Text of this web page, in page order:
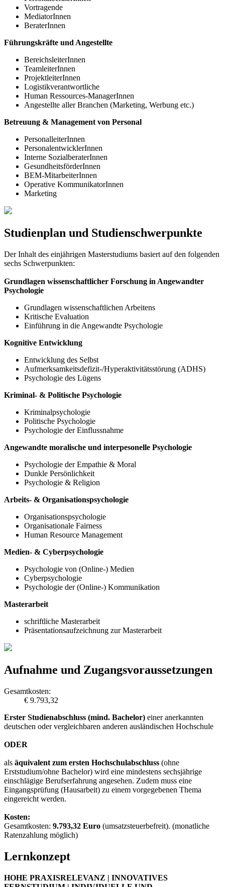
Vortragende
Mediator­Innen
Berater­Innen
Führungskräfte und Angestellte
Bereichsleiter­Innen
Teamleiter­Innen
Projektleiter­Innen
Logistikverantwortliche
Human Ressources-ManagerInnen
Angestellte aller Branchen (Marketing, Werbung etc.)
Betreuung & Management von Personal
PersonalleiterInnen
Personal­entwickler­Innen
Interne Sozialberater­Innen
Gesundheits­förderInnen
BEM-MitarbeiterInnen
Operative KommunikatorInnen
Marketing
Studienplan und Studienschwerpunkte
Der Inhalt des einjährigen Masterstudiums basiert auf den folgenden
sechs Schwerpunkten:
Grundlagen wissenschaftlicher Forschung in Angewandter
Psychologie
Grundlagen wissenschaftlichen Arbeitens
Kritische Evaluation
Einführung in die Angewandte Psychologie
Kognitive Entwicklung
Entwicklung des Selbst
Aufmerksamkeitsdefizit-/Hyperaktivitätsstörung (ADHS)
Psychologie des Lügens
Kriminal- & Politische Psychologie
Kriminalpsychologie
Politische Psychologie
Psychologie der Einflussnahme
Angewandte moralische und interpesonelle Psychologie
Psychologie der Empathie & Moral
Dunkle Persönlichkeit
Psychologie & Religion
Arbeits- & Organisationspsychologie
Organisationspsychologie
Organisationale Fairness
Human Resource Management
Medien- & Cyberpsychologie
Psychologie von (Online-) Medien
Cyberpsychologie
Psychologie der (Online-) Kommunikation
Masterarbeit
schriftliche Masterarbeit
Präsentationsaufzeichnung zur Masterarbeit
Aufnahme und Zugangsvoraussetzungen
Gesamtkosten:
€ 9.793,32
Erster Studienabschluss (mind. Bachelor) einer anerkannten
deutschen oder vergleichbaren anderen ausländischen Hochschule
ODER
als äquivalent zum ersten Hochschulabschluss (ohne
Erststudium/ohne Bachelor) wird eine mindestens sechsjährige
einschlägige Berufserfahrung angesehen. Zudem muss eine
Eingangsprüfung (Hausarbeit) zu einem vorgegebenen Thema
eingereicht werden.
Kosten:
Gesamtkosten: 9.793,32 Euro (umsatzsteuerbefreit). (monatliche
Ratenzahlung möglich)
Lernkonzept
HOHE PRAXISRELEVANZ | INNOVATIVES